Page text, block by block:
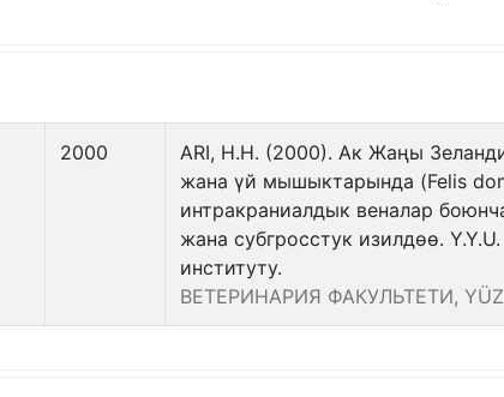
2000
ARI, H.H. (2000). Ак Жаңы
жана үй мышыктарында (Felis
интракраниалдык веналар
жана субгросстук изилдөө.
институту.
ВЕТЕРИНАРИЯ ФАКУЛЬТЕТИ,